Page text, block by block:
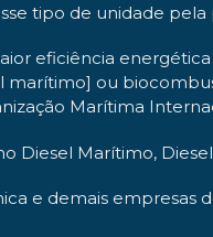
tipo de unidade pela
eficiência
ou
Marítima
Marítimo, Diesel
e demais empresas